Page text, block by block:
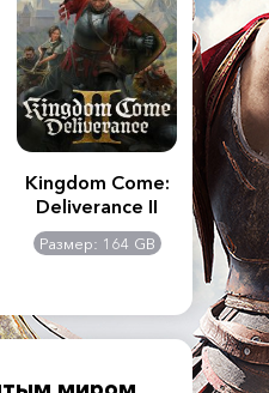
Kingdom Come:
Deliverance II
Размер: 164 GB
The